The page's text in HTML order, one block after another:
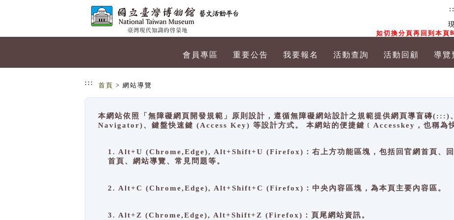
如切換分頁再回到本頁
會員專區 重要公告 我要報名 活動查詢 活動回顧 導覽
::: 首頁 > 網站導覽
本網站依照「無障礙網頁開發規範」原則設計，遵循無障礙網站設計之規範提供網頁導盲磚(:::)
Navigator)、鍵盤快速鍵 (Access Key) 等設計方式。 本網站的便捷鍵﹝Accesskey，也稱為
1. Alt+U (Chrome,Edge), Alt+Shift+U (Firefox)：右上方功能區塊，包括回官網首頁、回
首頁、網站導覽、常見問題等。
2. Alt+C (Chrome,Edge), Alt+Shift+C (Firefox)：中央內容區塊，為本頁主要內容區。
3. Alt+Z (Chrome,Edge), Alt+Shift+Z (Firefox)：頁尾網站資訊。